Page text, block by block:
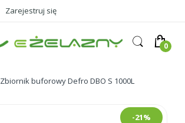
Zarejestruj się
Zbiornik buforowy Defro DBO S 1000L
-21%